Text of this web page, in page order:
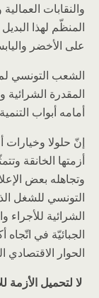
والنقابات
المنظّم لهذا
على الأخضر
الشعب التونسي لم
المقدرة
أمامه أبواب
إنّ حلولا وخيارات
أزمتها الخانقة
وتجاهله بعض
التونسي للشغل
الشرائية للأجراء
الجبائيّة في
الحوار
لا لتحميل الأزمة